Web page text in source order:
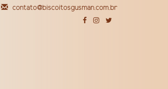
contato@biscoitosgusman.com.br